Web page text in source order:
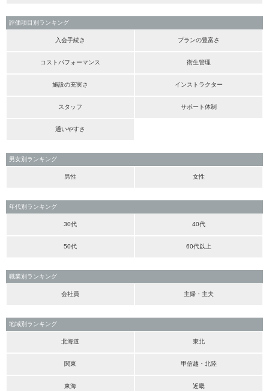
評価項目別ランキング
入会手続き プランの豊富さ
コストパフォーマンス 衛生管理
施設の充実さ インストラクター
スタッフ サポート体制
通いやすさ
男女別ランキング
男性 女性
年代別ランキング
30代 40代
50代 60代以上
職業別ランキング
会社員 主婦・主夫
地域別ランキング
北海道 東北
関東 甲信越・北陸
東海 近畿